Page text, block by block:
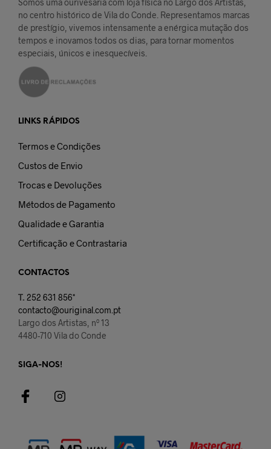
Somos uma ourivesaria com loja física no Largo dos Artistas,
no centro histórico de Vila do Conde. Representamos marcas
de prestígio, vivemos intensamente a enérgica mutação dos
tempos e inovamos todos os dias, para tornar momentos
especiais, únicos e inesquecíveis.
LINKS RÁPIDOS
Termos e Condições
Custos de Envio
Trocas e Devoluções
Métodos de Pagamento
Qualidade e Garantia
Certificação e Contrastaria
CONTACTOS
T. 252 631 856*
contacto@ouriginal.com.pt
Largo dos Artistas, nº 13
4480-710 Vila do Conde
SIGA-NOS!